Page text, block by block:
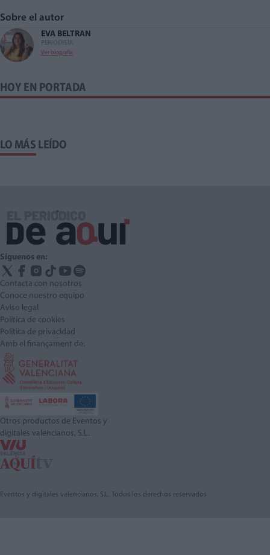
Sobre el autor
EVA BELTRAN
PERIODISTA
Ver biografía
HOY EN PORTADA
LO MÁS LEÍDO
Síguenos en:
Contacta con nosotros
Conoce nuestro equipo
Aviso legal
Política de cookies
Política de privacidad
Amb el finançament de:
Otros productos de Eventos y
digitales valencianos, S.L.
Eventos y digitales valencianos, S.L. Todos los derechos reservados